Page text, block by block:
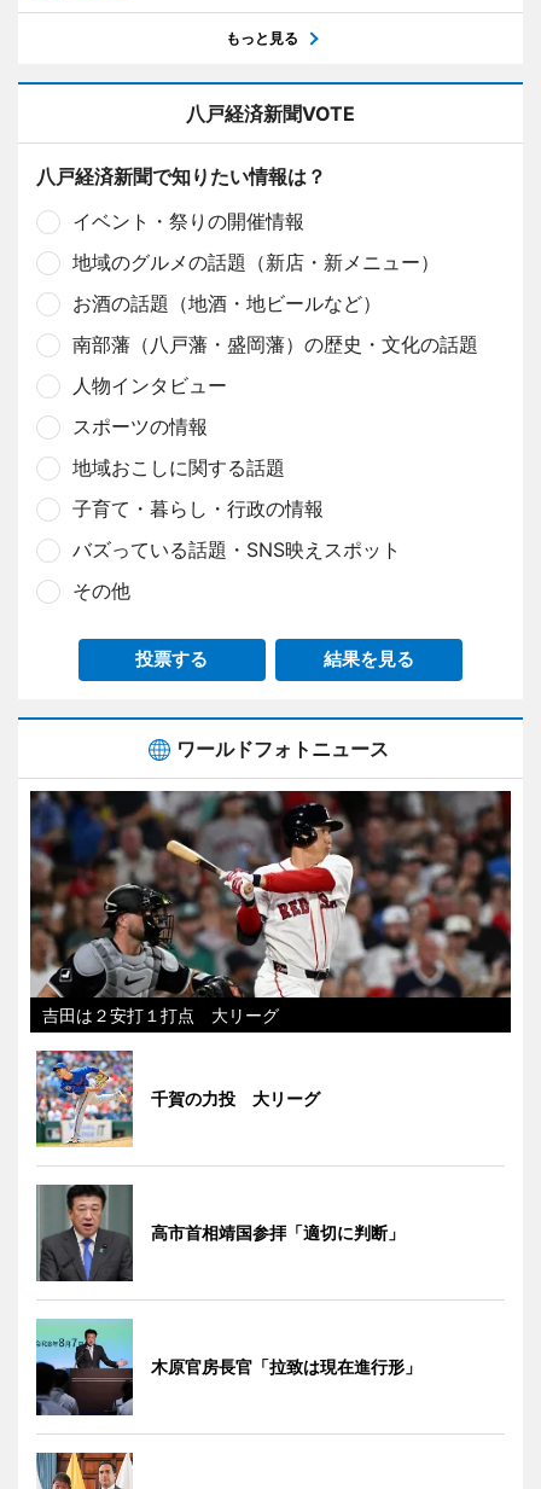
もっと見る
八戸経済新聞VOTE
八戸経済新聞で知りたい情報は？
イベント・祭りの開催情報
地域のグルメの話題（新店・新メニュー）
お酒の話題（地酒・地ビールなど）
南部藩（八戸藩・盛岡藩）の歴史・文化の話題
人物インタビュー
スポーツの情報
地域おこしに関する話題
子育て・暮らし・行政の情報
バズっている話題・SNS映えスポット
その他
投票する 結果を見る
ワールドフォトニュース
吉田は２安打１打点 大リーグ
千賀の力投 大リーグ
高市首相靖国参拝「適切に判断」
木原官房長官「拉致は現在進行形」